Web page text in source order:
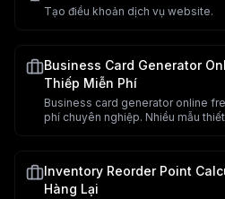
Tạo điều khoản dịch vụ website.
Business Card Generator
Thiếp Miễn Phí
Business card generator online
phí chuyên nghiệp. Nhiều mẫu
Inventory Reorder Point
Hàng Lại